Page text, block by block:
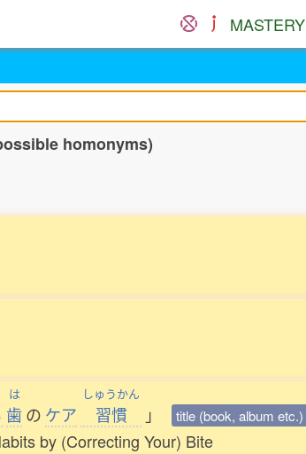
MASTERY
homonyms)
は
歯 の ケア
しゅうかん
習慣 」 title (book, album etc.)
by (Correcting Your) Bite